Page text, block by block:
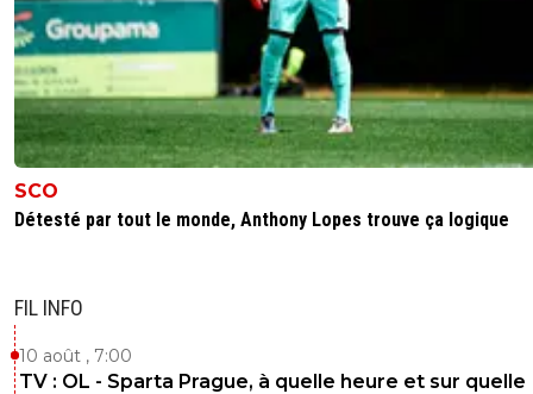
SCO
Détesté par tout le monde, Anthony Lopes trouve ça logique
FIL INFO
10 août , 7:00
TV : OL - Sparta Prague, à quelle heure et sur quelle